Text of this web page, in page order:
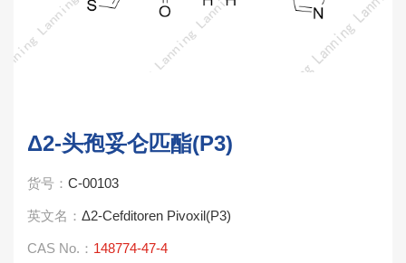
Δ2-头孢妥仑匹酯(P3)
货号： C-00103
英文名： Δ2-Cefditoren Pivoxil(P3)
CAS No.： 148774-47-4